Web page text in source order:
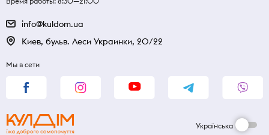
info@kuldom.ua
Киев, бульв. Леси Украинки, 20/22
Мы в сети
Українська